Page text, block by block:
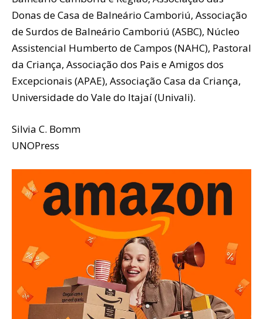
Donas de Casa de Balneário Camboriú, Associação
de Surdos de Balneário Camboriú (ASBC), Núcleo
Assistencial Humberto de Campos (NAHC), Pastoral
da Criança, Associação dos Pais e Amigos dos
Excepcionais (APAE), Associação Casa da Criança,
Universidade do Vale do Itajaí (Univali).
Silvia C. Bomm
UNOPress